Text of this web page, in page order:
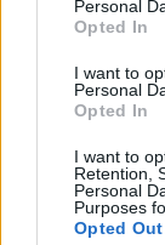
Personal
Opted In
I want to
Personal
Opted In
I want to
Retention,
Personal
Purposes
Opted Out
művekig
PROGRAM
kirándulás
Locsolkodás